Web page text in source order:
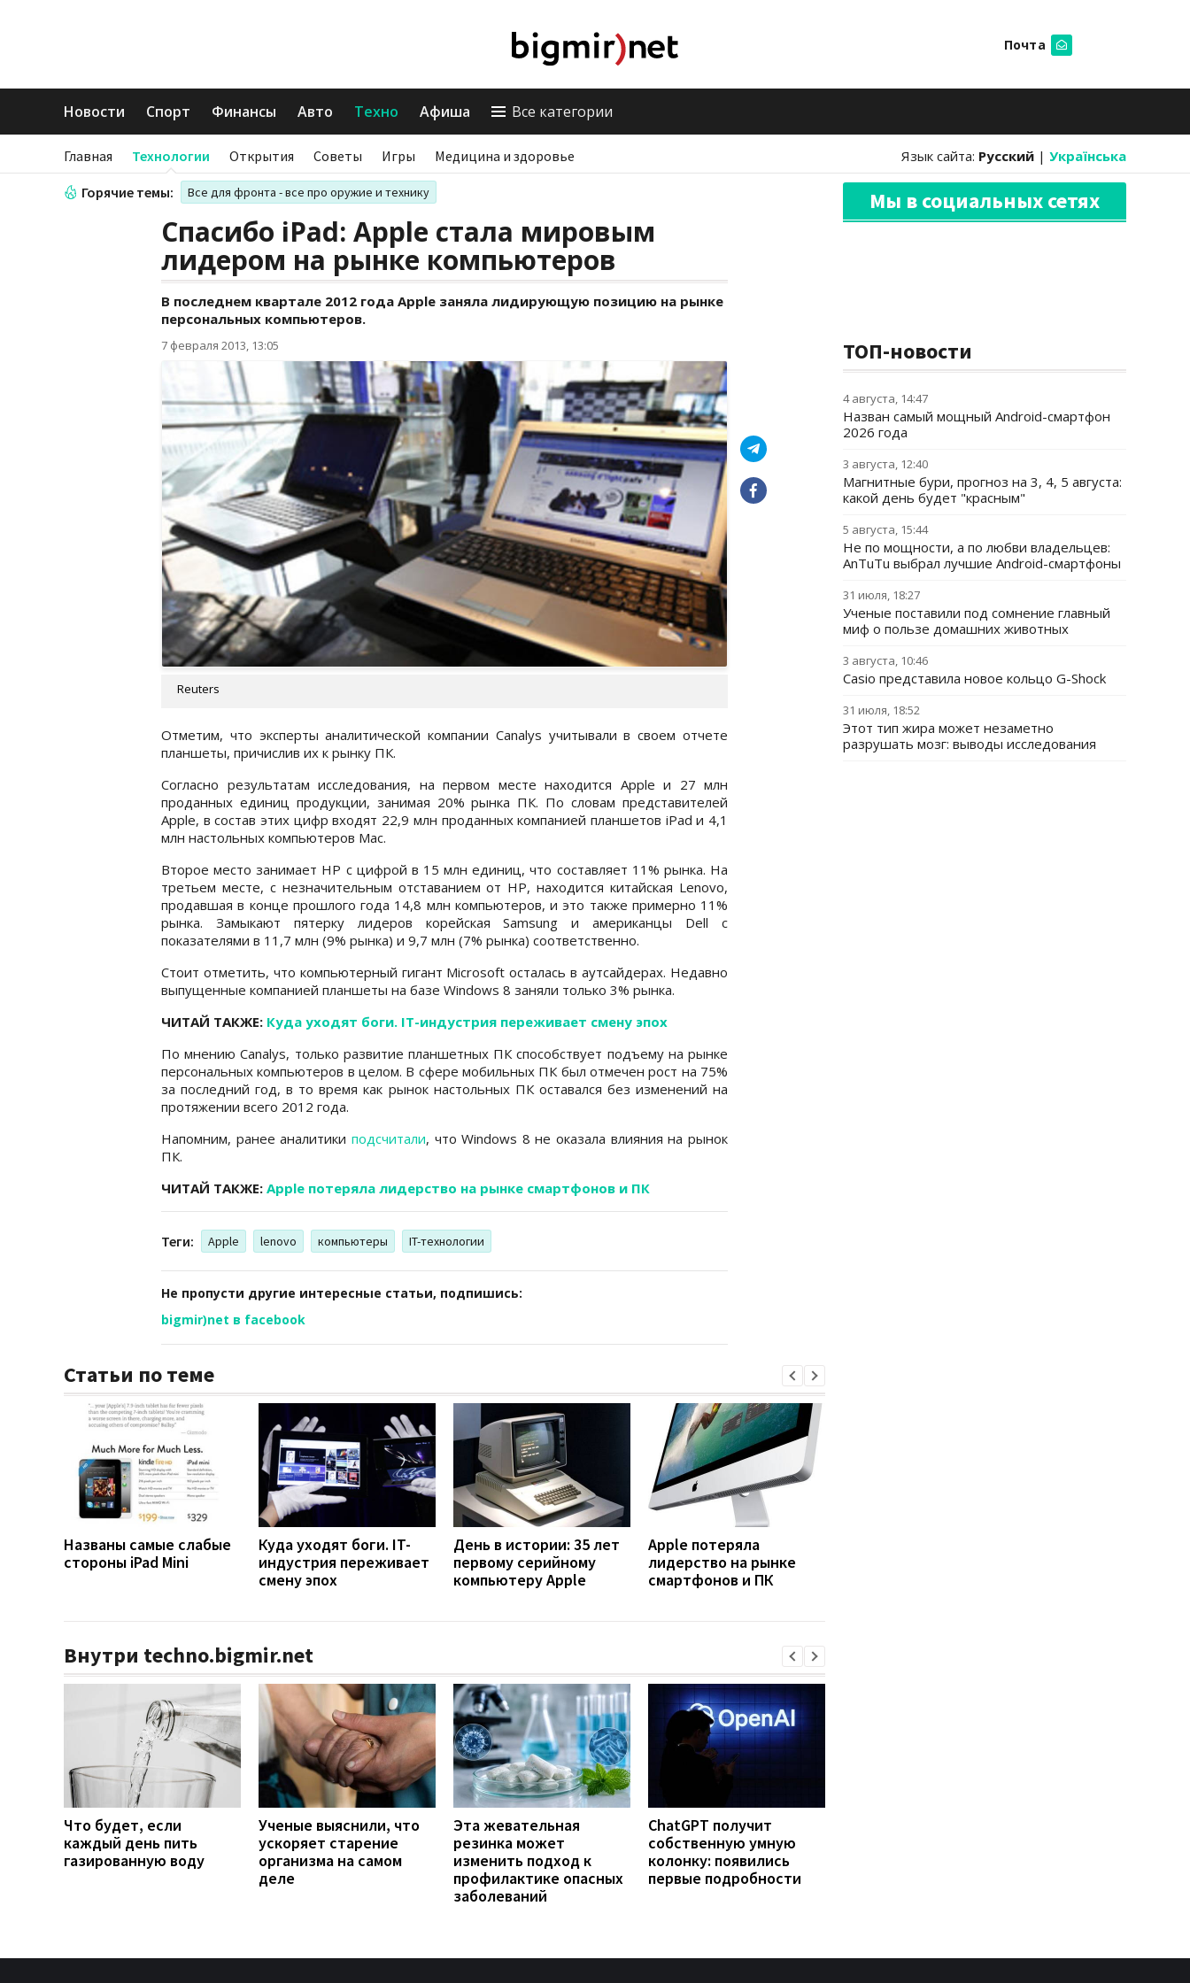
Почта
Новости Спорт Финансы Авто Техно Афиша Все категории
Главная Технологии Открытия Советы Игры Медицина и здоровье Язык сайта: Русский | Українська
Горячие темы: Все для фронта - все про оружие и технику
Спасибо iPad: Apple стала мировым
лидером на рынке компьютеров
В последнем квартале 2012 года Apple заняла лидирующую позицию на рынке
персональных компьютеров.
7 февраля 2013, 13:05
Reuters
Отметим, что эксперты аналитической компании Canalys учитывали в своем отчете
планшеты, причислив их к рынку ПК.
Согласно результатам исследования, на первом месте находится Apple и 27 млн
проданных единиц продукции, занимая 20% рынка ПК. По словам представителей
Apple, в состав этих цифр входят 22,9 млн проданных компанией планшетов iPad и 4,1
млн настольных компьютеров Мас.
Второе место занимает HP с цифрой в 15 млн единиц, что составляет 11% рынка. На
третьем месте, с незначительным отставанием от HP, находится китайская Lenovo,
продавшая в конце прошлого года 14,8 млн компьютеров, и это также примерно 11%
рынка. Замыкают пятерку лидеров корейская Samsung и американцы Dell с
показателями в 11,7 млн (9% рынка) и 9,7 млн (7% рынка) соответственно.
Стоит отметить, что компьютерный гигант Microsoft осталась в аутсайдерах. Недавно
выпущенные компанией планшеты на базе Windows 8 заняли только 3% рынка.
ЧИТАЙ ТАКЖЕ: Куда уходят боги. IT-индустрия переживает смену эпох
По мнению Canalys, только развитие планшетных ПК способствует подъему на рынке
персональных компьютеров в целом. В сфере мобильных ПК был отмечен рост на 75%
за последний год, в то время как рынок настольных ПК оставался без изменений на
протяжении всего 2012 года.
Напомним, ранее аналитики подсчитали, что Windows 8 не оказала влияния на рынок
ПК.
ЧИТАЙ ТАКЖЕ: Apple потеряла лидерство на рынке смартфонов и ПК
Теги: Apple lenovo компьютеры IT-технологии
Не пропусти другие интересные статьи, подпишись:
bigmir)net в facebook
Статьи по теме
Названы самые слабые
стороны iPad Mini
Куда уходят боги. IT-
индустрия переживает
смену эпох
День в истории: 35 лет
первому серийному
компьютеру Apple
Apple потеряла
лидерство на рынке
смартфонов и ПК
Внутри techno.bigmir.net
Что будет, если
каждый день пить
газированную воду
Ученые выяснили, что
ускоряет старение
организма на самом
деле
Эта жевательная
резинка может
изменить подход к
профилактике опасных
заболеваний
ChatGPT получит
собственную умную
колонку: появились
первые подробности
Мы в социальных сетях
ТОП-новости
4 августа, 14:47
Назван самый мощный Android-смартфон
2026 года
3 августа, 12:40
Магнитные бури, прогноз на 3, 4, 5 августа:
какой день будет "красным"
5 августа, 15:44
Не по мощности, а по любви владельцев:
AnTuTu выбрал лучшие Android-смартфоны
31 июля, 18:27
Ученые поставили под сомнение главный
миф о пользе домашних животных
3 августа, 10:46
Casio представила новое кольцо G-Shock
31 июля, 18:52
Этот тип жира может незаметно
разрушать мозг: выводы исследования